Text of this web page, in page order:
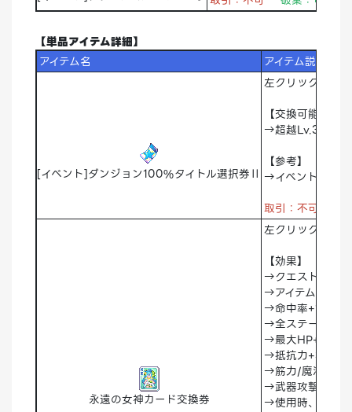
【単品アイテム詳細】
アイテム名
アイテム説明
[イベント]ダンジョン100%タイトル選択券Ⅱ
左クリック時、
【交換可能リス
→超越Lv.3700(
【参考】
→イベントや特
取引：不可 破
永遠の女神カード交換券
左クリックで[永
【効果】
→クエスト報酬
→アイテムドロ
→命中率+14%
→全ステータス
→最大HP+1%
→抵抗力+3%
→筋力/魔法力
→武器攻撃力/属
→使用時、すべ